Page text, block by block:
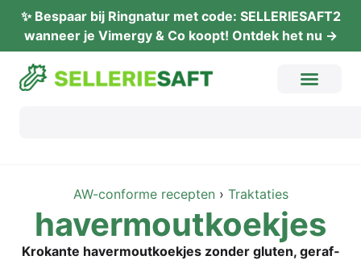
✨ Bes­paar bij Ring­na­tur met code: SELLERIESAFT2
wan­neer je Vimer­gy & Co koopt! Ont­dek het nu →
AW-con­for­me recep­ten› Trak­ta­ties
haver­mout­koek­jes
Kro­kan­te haver­mout­koek­jes zon­der glu­ten, geraf­